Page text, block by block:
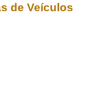
de Veículos